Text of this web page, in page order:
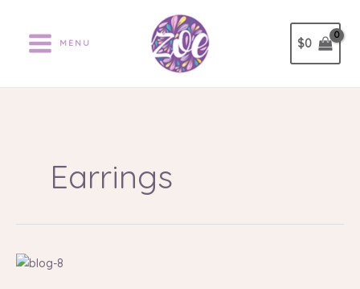
contenido
MENU $0
Earrings
60